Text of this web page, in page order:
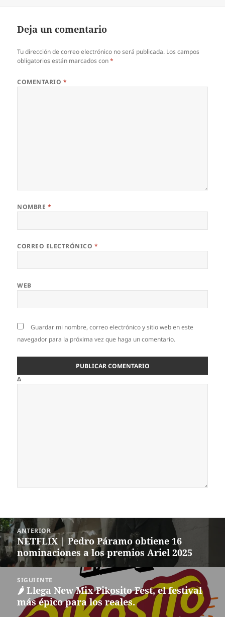
Deja un comentario
Tu dirección de correo electrónico no será publicada. Los campos
obligatorios están marcados con*
COMENTARIO *
NOMBRE *
CORREO ELECTRÓNICO *
WEB
Guardar mi nombre, correo electrónico y sitio web en este
navegador para la próxima vez que haga un comentario.
Δ
Navegación
de
entradas
ANTERIOR
Entrada
anterior:
NETFLIX | Pedro Páramo obtiene 16
nominaciones a los premios Ariel 2025
SIGUIENTE
Siguiente
entrada:
🌶️ Llega New Mix Pikosito Fest, el festival
más épico para los reales.